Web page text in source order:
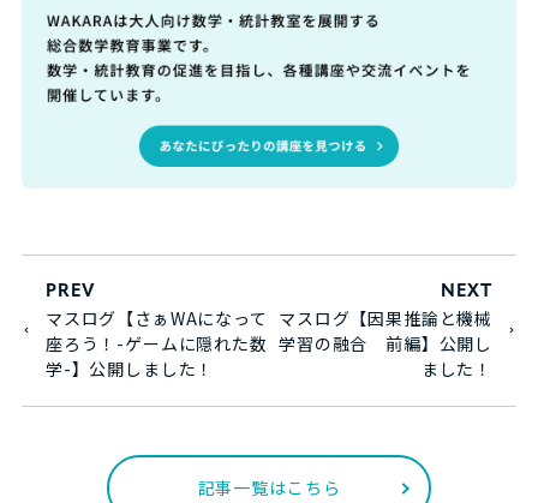
PREV
マスログ【さぁWAになって
座ろう！-ゲームに隠れた数
学-】公開しました！
NEXT
マスログ【因果推論と機械
学習の融合 前編】公開し
ました！
記事一覧はこちら